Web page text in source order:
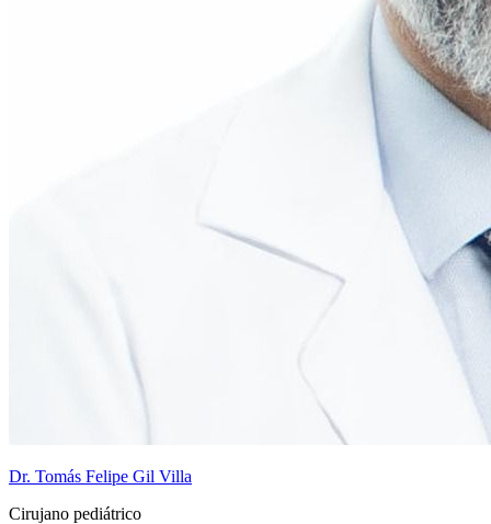
Dr. Tomás Felipe Gil Villa
Cirujano pediátrico